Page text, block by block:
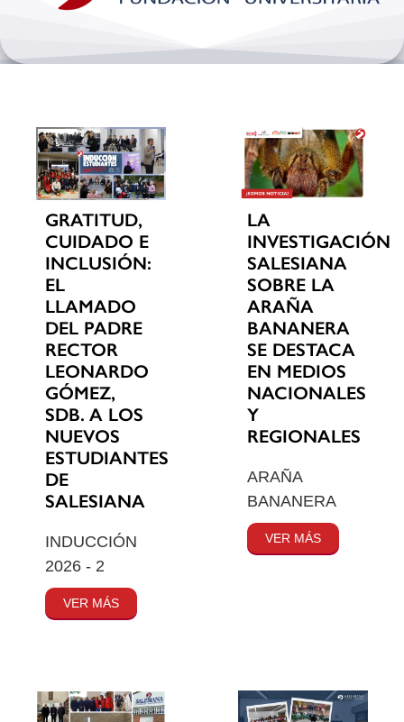
Investigación
Extension y desarrollo
GRATITUD,
CUIDADO E
INCLUSIÓN:
EL
LLAMADO
DEL PADRE
RECTOR
LEONARDO
GÓMEZ,
SDB. A LOS
NUEVOS
ESTUDIANTES
DE
SALESIANA
INDUCCIÓN
2026 - 2
VER MÁS
LA
INVESTIGACIÓN
SALESIANA
SOBRE LA
ARAÑA
BANANERA
SE DESTACA
EN MEDIOS
NACIONALES
Y
REGIONALES
ARAÑA
BANANERA
VER MÁS